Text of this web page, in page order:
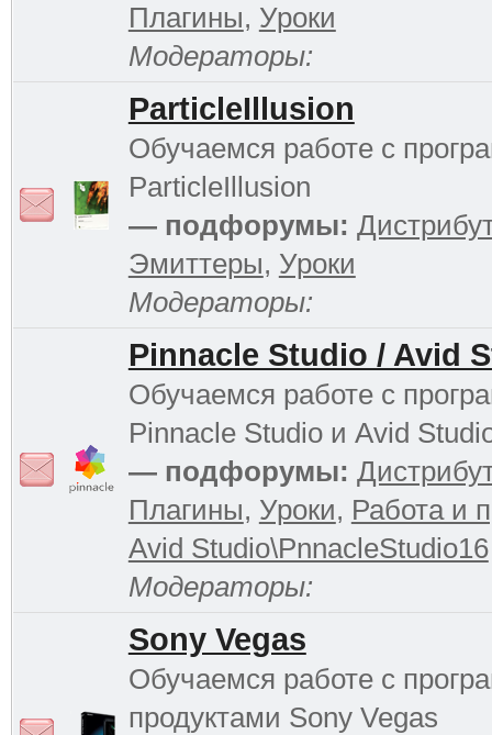
Плагины, Уроки
Модераторы:
ParticleIllusion
Обучаемся работе с
ParticleIllusion
— подфорумы:
Эмиттеры, Уроки
Модераторы:
Pinnacle Studio / Avid
Обучаемся работе с
Pinnacle Studio и Avid
— подфорумы:
Плагины, Уроки, Работа и
Avid Studio\PnnacleStudio16
Модераторы:
Sony Vegas
Обучаемся работе с
продуктами Sony Vegas